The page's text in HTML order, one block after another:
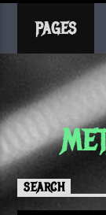
PAGES
SEARCH